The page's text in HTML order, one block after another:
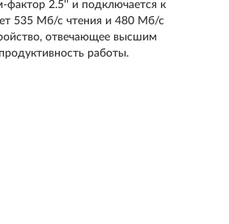
2.5'' и подключается к
535 Мб/с чтения и 480 Мб/с
отвечающее высшим
работы.